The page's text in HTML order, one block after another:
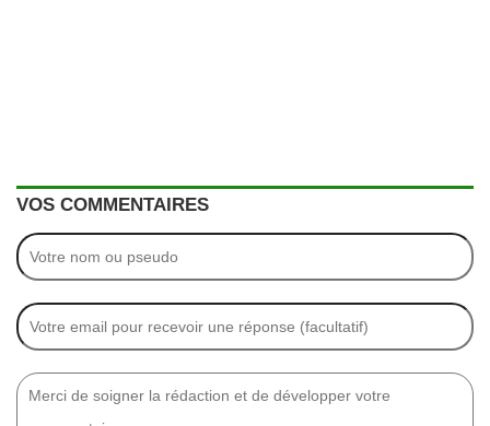
VOS COMMENTAIRES